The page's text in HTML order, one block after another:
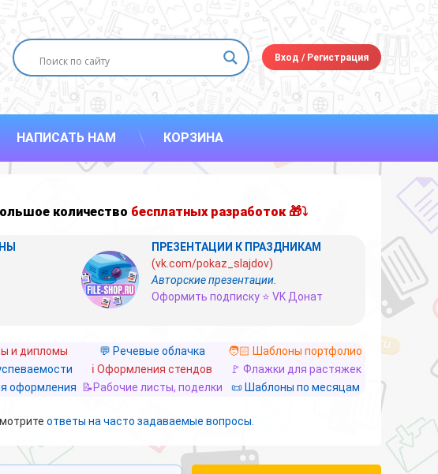
E-mail Вход /Регистрация
НАПИСАТЬ НАМ КОРЗИНА
количество бесплатных разработок 🎁⤵
ПРЕЗЕНТАЦИИ К ПРАЗДНИКАМ
(vk.com/pokaz_slajdov)
Авторские презентации.
Оформить подписку ⭐ VK Донат
и дипломы 💬 Речевые облачка
🧑🏻 Шаблоны портфолио
ℹ️ Оформления стендов
🚩 Флажки для растяжек
оформления 📝Рабочие листы, поделки 📜 Шаблоны по месяцам
ответы на часто задаваемые вопросы.